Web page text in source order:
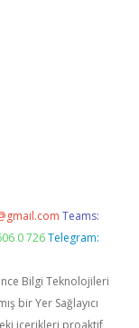
Teams:
0 726 Telegram:
Bilgi Teknolojileri
bir Yer Sağlayıcı
içerikleri proaktif